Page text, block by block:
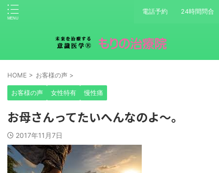
電話予約 24時間問合
HOME > お客様の声 >
お客様の声 女性特有 慢性痛
お母さんってたいへんなのよ～。
2017年11月7日